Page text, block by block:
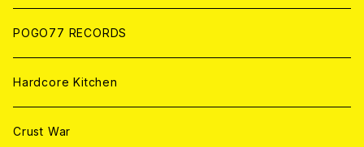
POGO77 RECORDS
Hardcore Kitchen
Crust War